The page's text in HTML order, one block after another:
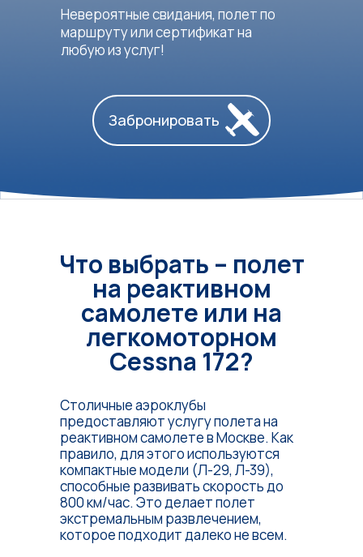
Невероятные свидания, полет по
маршруту или сертификат на
любую из услуг!
Забронировать
Что выбрать – полет
на реактивном
самолете или на
легкомоторном
Cessna 172?
Столичные аэроклубы
предоставляют услугу полета на
реактивном самолете в Москве. Как
правило, для этого используются
компактные модели (Л-29, Л-39),
способные развивать скорость до
800 км/час. Это делает полет
экстремальным развлечением,
которое подходит далеко не всем.